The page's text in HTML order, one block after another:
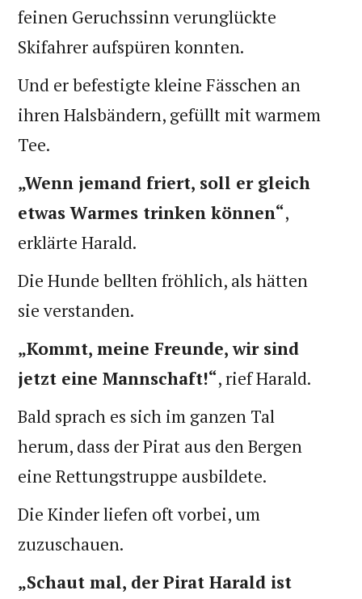
feinen Geruchssinn verunglückte
Skifahrer aufspüren konnten.
Und er befestigte kleine Fässchen an
ihren Halsbändern, gefüllt mit warmem
Tee.
„Wenn jemand friert, soll er gleich
etwas Warmes trinken können“,
erklärte Harald.
Die Hunde bellten fröhlich, als hätten
sie verstanden.
„Kommt, meine Freunde, wir sind
jetzt eine Mannschaft!“, rief Harald.
Bald sprach es sich im ganzen Tal
herum, dass der Pirat aus den Bergen
eine Rettungstruppe ausbildete.
Die Kinder liefen oft vorbei, um
zuzuschauen.
„Schaut mal, der Pirat Harald ist